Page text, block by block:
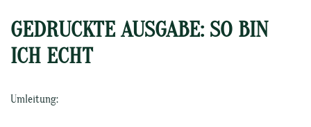
GEDRUCKTE AUSGABE: SO BIN
ICH ECHT
Umleitung: